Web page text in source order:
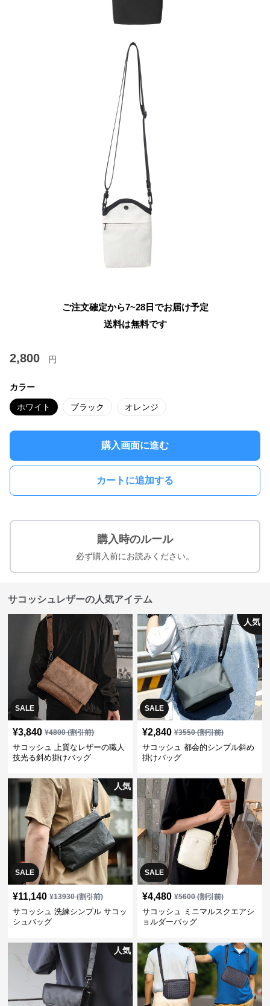
ご注文確定から7~28日でお届け予定
送料は無料です
2,800 円
カラー
ホワイト ブラック オレンジ
購入画面に進む
カートに追加する
購入時のルール
必ず購入前にお読みください。
サコッシュレザーの人気アイテム
SALE
¥3,840 ¥4800(割引前)
サコッシュ 上質なレザーの職人
技光る斜め掛けバッグ
SALE
人気
¥2,840 ¥3550(割引前)
サコッシュ 都会的シンプル斜め
掛けバッグ
SALE
人気
¥11,140 ¥13930(割引前)
サコッシュ 洗練シンプル サコッ
シュバッグ
SALE
¥4,480 ¥5600(割引前)
サコッシュ ミニマルスクエアシ
ョルダーバッグ
人気